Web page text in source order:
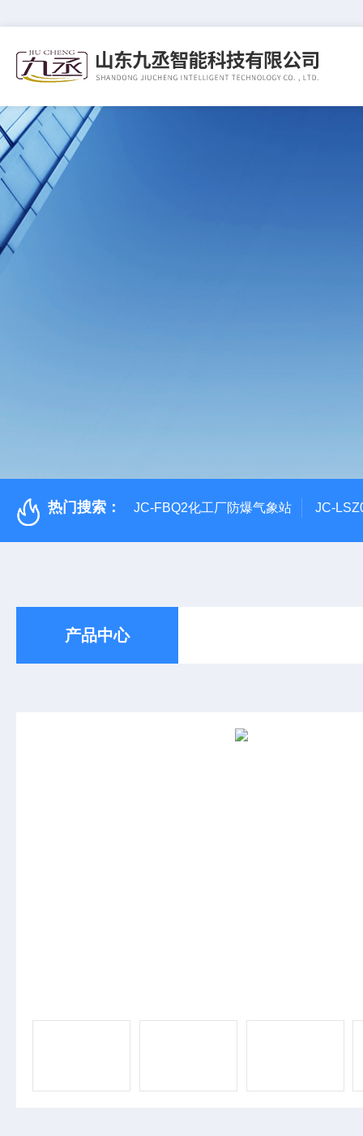
热门搜索： JC-FBQ2化工厂防爆气象站 JC-
产品中心